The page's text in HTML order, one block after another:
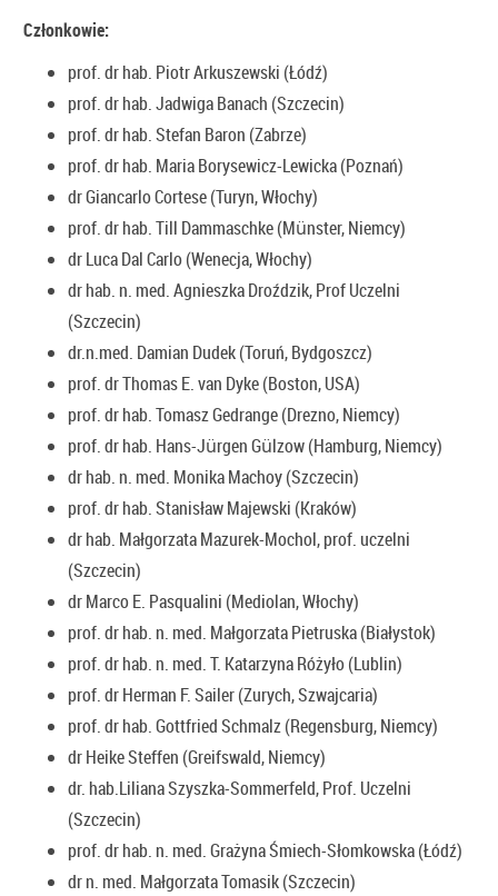
Członkowie:
prof. dr hab. Piotr Arkuszewski (Łódź)
prof. dr hab. Jadwiga Banach (Szczecin)
prof. dr hab. Stefan Baron (Zabrze)
prof. dr hab. Maria Borysewicz-Lewicka (Poznań)
dr Giancarlo Cortese (Turyn, Włochy)
prof. dr hab. Till Dammaschke (Münster, Niemcy)
dr Luca Dal Carlo (Wenecja, Włochy)
dr hab. n. med. Agnieszka Droździk, Prof Uczelni
(Szczecin)
dr.n.med. Damian Dudek (Toruń, Bydgoszcz)
prof. dr Thomas E. van Dyke (Boston, USA)
prof. dr hab. Tomasz Gedrange (Drezno, Niemcy)
prof. dr hab. Hans-Jürgen Gülzow (Hamburg, Niemcy)
dr hab. n. med. Monika Machoy (Szczecin)
prof. dr hab. Stanisław Majewski (Kraków)
dr hab. Małgorzata Mazurek-Mochol, prof. uczelni
(Szczecin)
dr Marco E. Pasqualini (Mediolan, Włochy)
prof. dr hab. n. med. Małgorzata Pietruska (Białystok)
prof. dr hab. n. med. T. Katarzyna Różyło (Lublin)
prof. dr Herman F. Sailer (Zurych, Szwajcaria)
prof. dr hab. Gottfried Schmalz (Regensburg, Niemcy)
dr Heike Steffen (Greifswald, Niemcy)
dr. hab.Liliana Szyszka-Sommerfeld, Prof. Uczelni
(Szczecin)
prof. dr hab. n. med. Grażyna Śmiech-Słomkowska (Łódź)
dr n. med. Małgorzata Tomasik (Szczecin)